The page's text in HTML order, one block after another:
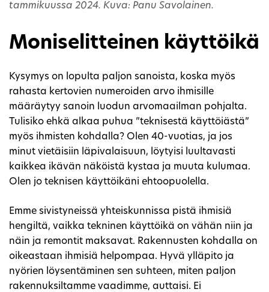
tammikuussa 2024. Kuva: Panu Savolainen.
Moniselitteinen käyttöikä
Kysymys on lopulta paljon sanoista, koska myös
rahasta kertovien numeroiden arvo ihmisille
määräytyy sanoin luodun arvomaailman pohjalta.
Tulisiko ehkä alkaa puhua ”teknisestä käyttöiästä”
myös ihmisten kohdalla? Olen 40-vuotias, ja jos
minut vietäisiin läpivalaisuun, löytyisi luultavasti
kaikkea ikävän näköistä kystaa ja muuta kulumaa.
Olen jo teknisen käyttöikäni ehtoopuolella.
Emme sivistyneissä yhteiskunnissa pistä ihmisiä
hengiltä, vaikka tekninen käyttöikä on vähän niin ja
näin ja remontit maksavat. Rakennusten kohdalla on
oikeastaan ihmisiä helpompaa. Hyvä ylläpito ja
nyörien löysentäminen sen suhteen, miten paljon
rakennuksiltamme vaadimme, auttaisi. Ei